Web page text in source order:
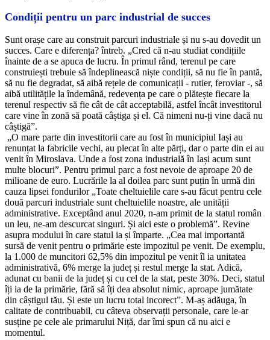
Condiții pentru un parc industrial de succes
Sunt orașe care au construit parcuri industriale și nu s-au dovedit un
succes. Care e diferența? întreb. „Cred că n-au studiat condițiile
înainte de a se apuca de lucru. În primul rând, terenul pe care
construiești trebuie să îndeplinească niște condiții, să nu fie în pantă,
să nu fie degradat, să aibă rețele de comunicații - rutier, feroviar -, să
aibă utilitățile la îndemână, redevența pe care o plătește fiecare la
terenul respectiv să fie cât de cât acceptabilă, astfel încât investitorul
care vine în zonă să poată câștiga și el. Că nimeni nu-ți vine dacă nu
câștigă”.
„O mare parte din investitorii care au fost în municipiul Iași au
renunțat la fabricile vechi, au plecat în alte părți, dar o parte din ei au
venit în Miroslava. Unde a fost zona industrială în Iași acum sunt
multe blocuri”. Pentru primul parc a fost nevoie de aproape 20 de
milioane de euro. Lucrările la al doilea parc sunt puțin în urmă din
cauza lipsei fondurilor „Toate cheltuielile care s-au făcut pentru cele
două parcuri industriale sunt cheltuielile noastre, ale unității
administrative. Exceptând anul 2020, n-am primit de la statul român
un leu, ne-am descurcat singuri. Și aici este o problemă”. Revine
asupra modului în care statul ia și împarte. „Cea mai importantă
sursă de venit pentru o primărie este impozitul pe venit. De exemplu,
la 1.000 de muncitori 62,5% din impozitul pe venit îl ia unitatea
administrativă, 6% merge la județ și restul merge la stat. Adică,
adunat cu banii de la județ și cu cel de la stat, peste 30%. Deci, statul
îți ia de la primărie, fără să îți dea absolut nimic, aproape jumătate
din câștigul tău. Și este un lucru total incorect”. M-aș adăuga, în
calitate de contribuabil, cu câteva observații personale, care le-ar
susține pe cele ale primarului Niță, dar îmi spun că nu aici e
momentul.